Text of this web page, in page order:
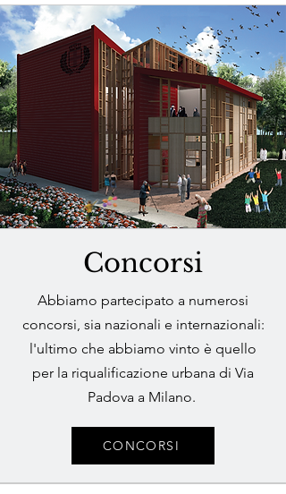
Concorsi
Abbiamo partecipato a numerosi
concorsi, sia nazionali e internazionali:
l'ultimo che abbiamo vinto è quello
per la riqualificazione urbana di Via
Padova a Milano.
CONCORSI